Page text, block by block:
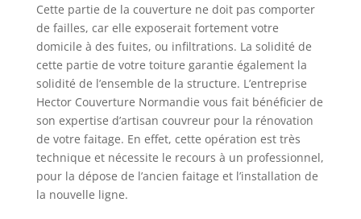
Cette partie de la couverture ne doit pas comporter
de failles, car elle exposerait fortement votre
domicile à des fuites, ou infiltrations. La solidité de
cette partie de votre toiture garantie également la
solidité de l’ensemble de la structure. L’entreprise
Hector Couverture Normandie vous fait bénéficier de
son expertise d’artisan couvreur pour la rénovation
de votre faitage. En effet, cette opération est très
technique et nécessite le recours à un professionnel,
pour la dépose de l’ancien faitage et l’installation de
la nouvelle ligne.